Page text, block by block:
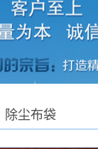
除尘布袋